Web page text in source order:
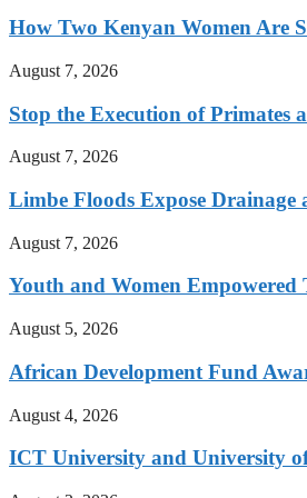
How Two Kenyan Women Are
August 7, 2026
Stop the Execution of
August 7, 2026
Limbe Floods Expose Drainage
August 7, 2026
Youth and Women
August 5, 2026
African Development Fund
August 4, 2026
ICT University and University